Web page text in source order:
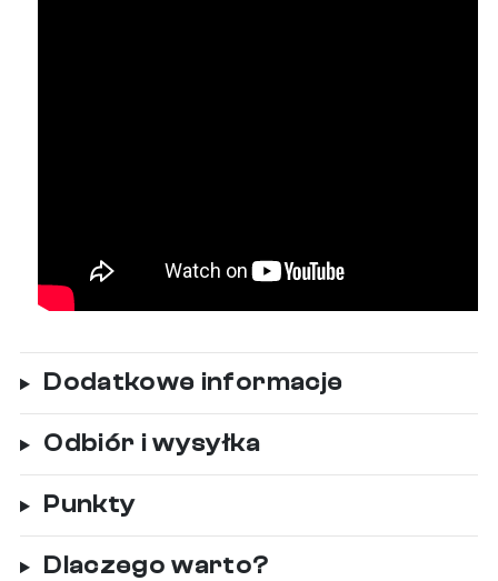
Dodatkowe informacje
Odbiór i wysyłka
Punkty
Dlaczego warto?